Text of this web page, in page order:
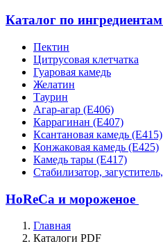
Каталог по ингредиентам
Пектин
Цитрусовая клетчатка
Гуаровая камедь
Желатин
Таурин
Агар-агар (Е406)
Каррагинан (Е407)
Ксантановая камедь (Е415)
Конжаковая камедь (Е425)
Камедь тары (Е417)
Стабилизатор,
HoReCa и мороженое
Главная
Каталоги PDF